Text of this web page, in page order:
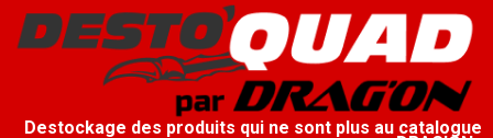
Destockage des produits qui ne sont plus au catalogue